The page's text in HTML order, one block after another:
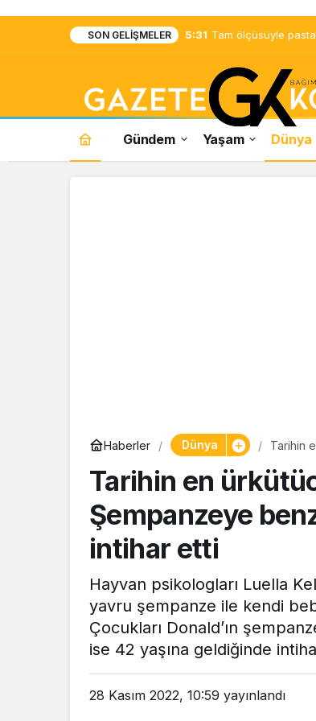
SON GELIŞMELER 5:31 Tam ölçüsüyle
Gündem Yaşam Dünya
Haberler Dünya
Tarihin
Tarihin en
Şempanzeye
intihar etti
Hayvan psikologları Luella
yavru şempanze ile kendi
Çocukları Donald’ın
ise 42 yaşına geldiğinde
28 Kasım 2022, 10:59 yayınlandı